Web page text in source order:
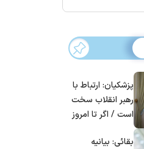
پزشکیان: ارتباط با
رهبر انقلاب سخت
است / اگر تا امروز
مردم ایران است
بقائی: بیانیه